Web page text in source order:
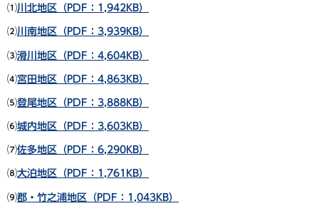
⑴川北地区（PDF：1,942KB）
⑵川南地区（PDF：3,939KB）
⑶滑川地区（PDF：4,604KB）
⑷宮田地区（PDF：4,863KB）
⑸登尾地区（PDF：3,888KB）
⑹城内地区（PDF：3,603KB）
⑺佐多地区（PDF：6,290KB）
⑻大泊地区（PDF：1,761KB）
⑼郡・竹之浦地区（PDF：1,043KB）